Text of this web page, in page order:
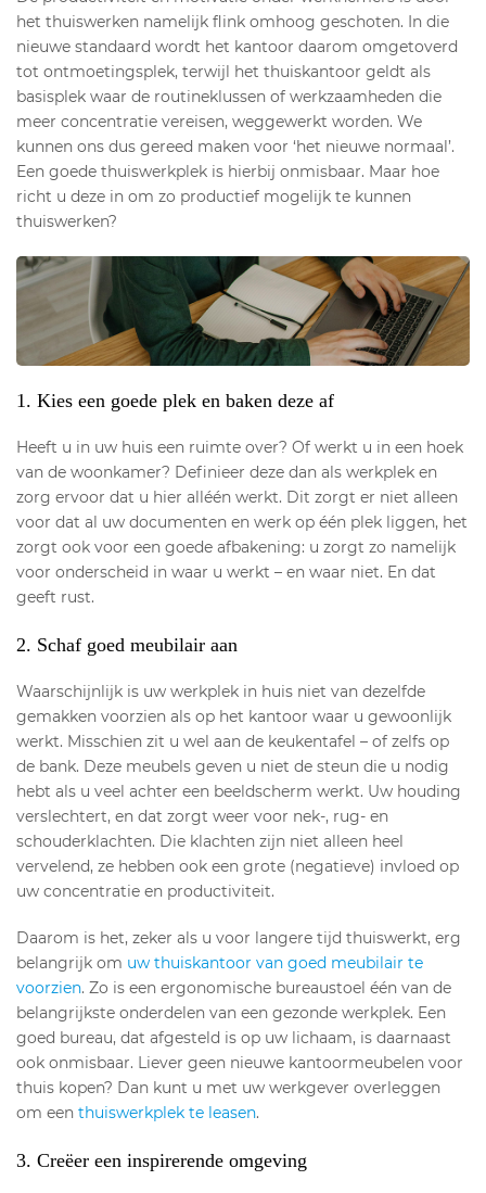
het thuiswerken namelijk flink omhoog geschoten. In die
nieuwe standaard wordt het kantoor daarom omgetoverd
tot ontmoetingsplek, terwijl het thuiskantoor geldt als
basisplek waar de routineklussen of werkzaamheden die
meer concentratie vereisen, weggewerkt worden. We
kunnen ons dus gereed maken voor ‘het nieuwe normaal’.
Een goede thuiswerkplek is hierbij onmisbaar. Maar hoe
richt u deze in om zo productief mogelijk te kunnen
thuiswerken?
1. Kies een goede plek en baken deze af
Heeft u in uw huis een ruimte over? Of werkt u in een hoek
van de woonkamer? Definieer deze dan als werkplek en
zorg ervoor dat u hier alléén werkt. Dit zorgt er niet alleen
voor dat al uw documenten en werk op één plek liggen, het
zorgt ook voor een goede afbakening: u zorgt zo namelijk
voor onderscheid in waar u werkt – en waar niet. En dat
geeft rust.
2. Schaf goed meubilair aan
Waarschijnlijk is uw werkplek in huis niet van dezelfde
gemakken voorzien als op het kantoor waar u gewoonlijk
werkt. Misschien zit u wel aan de keukentafel – of zelfs op
de bank. Deze meubels geven u niet de steun die u nodig
hebt als u veel achter een beeldscherm werkt. Uw houding
verslechtert, en dat zorgt weer voor nek-, rug- en
schouderklachten. Die klachten zijn niet alleen heel
vervelend, ze hebben ook een grote (negatieve) invloed op
uw concentratie en productiviteit.
Daarom is het, zeker als u voor langere tijd thuiswerkt, erg
belangrijk om uw thuiskantoor van goed meubilair te
voorzien. Zo is een ergonomische bureaustoel één van de
belangrijkste onderdelen van een gezonde werkplek. Een
goed bureau, dat afgesteld is op uw lichaam, is daarnaast
ook onmisbaar. Liever geen nieuwe kantoormeubelen voor
thuis kopen? Dan kunt u met uw werkgever overleggen
om een thuiswerkplek te leasen.
3. Creëer een inspirerende omgeving